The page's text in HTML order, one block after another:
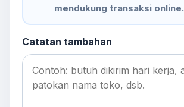
mendukung transaksi online.
Catatan tambahan